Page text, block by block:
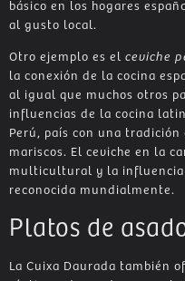
básico en los hogares
al gusto local.
Otro ejemplo es el ceviche
la conexión de la cocina
al igual que muchos otros
influencias de la cocina
Perú, país con una
mariscos. El ceviche en la
multicultural y la influencia
reconocida mundialmente.
Platos de
La Cuixa Daurada también